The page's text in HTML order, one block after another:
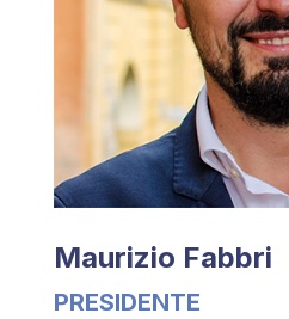
Maurizio Fabbri
PRESIDENTE